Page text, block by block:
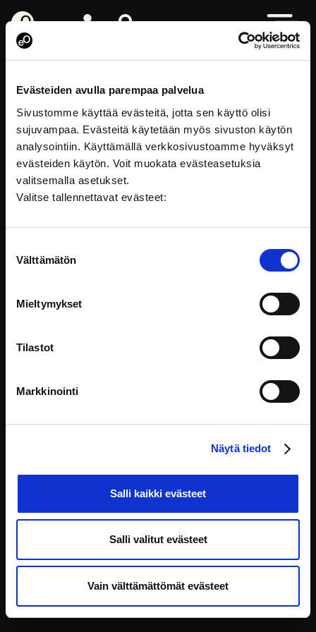
Evästeiden avulla parempaa palvelua
Sivustomme käyttää evästeitä, jotta sen käyttö olisi
sujuvampaa. Evästeitä käytetään myös sivuston käytön
analysointiin. Käyttämällä verkkosivustoamme hyväksyt
evästeiden käytön. Voit muokata evästeasetuksia
valitsemalla asetukset.
Valitse tallennettavat evästeet:
valinta
Välttämätön
Mieltymykset
Tilastot
Markkinointi
Näytä tiedot
Salli kaikki evästeet
Salli valitut evästeet
Vain välttämättömät evästeet
eOppiva - Till startsidan
Logga inSök på webbplatsen Öppna
Denna webbplats underhålls och utvecklas av:
Yliopistonkatu 5, 00100 Helsinki
FAQ
Tillgänglighetsförklaring